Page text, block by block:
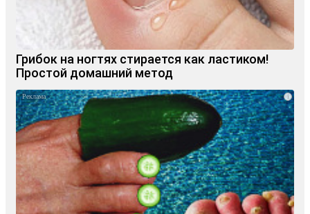
Грибок на ногтях стирается как ластиком!
Простой домашний метод
i